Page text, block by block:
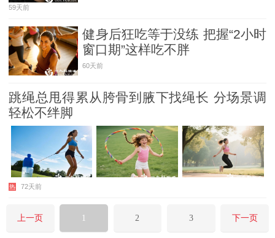
59天前
健身后狂吃等于没练 把握“2小时
窗口期”这样吃不胖
60天前
跳绳总甩得累从胯骨到腋下找绳长 分场景调
轻松不绊脚
热 72天前
上一页 1 2 3 下一页